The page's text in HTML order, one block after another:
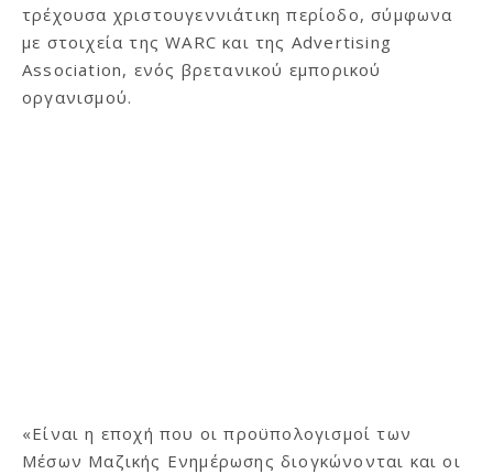
τρέχουσα χριστουγεννιάτικη περίοδο, σύμφωνα
με στοιχεία της WARC και της Advertising
Association, ενός βρετανικού εμπορικού
οργανισμού.
«Είναι η εποχή που οι προϋπολογισμοί των
Μέσων Μαζικής Ενημέρωσης διογκώνονται και οι